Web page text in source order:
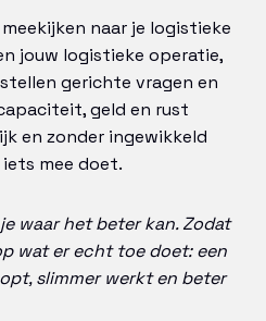
naar je logistieke
jouw logistieke operatie,
gerichte vragen en
geld en rust
en zonder ingewikkeld
mee doet.
waar het beter kan. Zodat
wat er echt toe doet: een
slimmer werkt en beter